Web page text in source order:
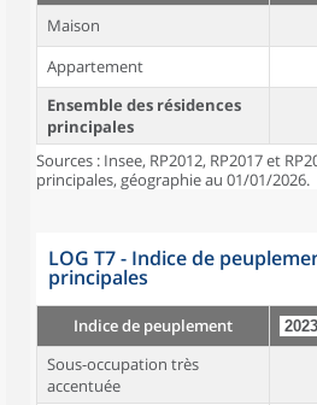
Maison
Appartement
Ensemble des résidences
principales
Sources : Insee, RP2012, RP2017 et
principales, géographie au 01/01/2026.
LOG T7 - Indice de
principales
Indice de peuplement
Sous-occupation très
accentuée